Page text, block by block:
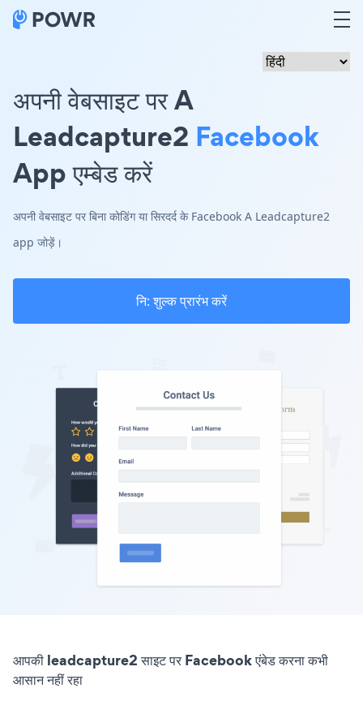
अपनी वेबसाइट पर A
Leadcapture2 Facebook
App एम्बेड करें
अपनी वेबसाइट पर बिना कोडिंग या सिरदर्द के Facebook A Leadcapture2
app जोड़ें।
नि: शुल्क प्रारंभ करें
आपकी leadcapture2 साइट पर Facebook एंबेड करना कभी
आसान नहीं रहा